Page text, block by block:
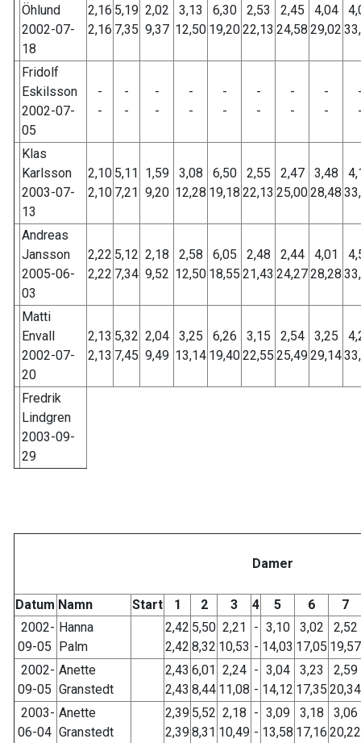
Öhlund
2002-07-
18
2,16
2,16
5,19
7,35
2,02
9,37
3,13
12,50
6,30
19,20
2,53
22,13
2,45
24,58
4,04
29,02
Fridolf
Eskilsson
2002-07-
05
-
-
-
-
-
-
-
-
-
-
-
-
-
-
-
-
Klas
Karlsson
2003-07-
13
2,10
2,10
5,11
7,21
1,59
9,20
3,08
12,28
6,50
19,18
2,55
22,13
2,47
25,00
3,48
28,48
Andreas
Jansson
2005-06-
03
2,22
2,22
5,12
7,34
2,18
9,52
2,58
12,50
6,05
18,55
2,48
21,43
2,44
24,27
4,01
28,28
Matti
Envall
2002-07-
20
2,13
2,13
5,32
7,45
2,04
9,49
3,25
13,14
6,26
19,40
3,15
22,55
2,54
25,49
3,25
29,14
Fredrik
Lindgren
2003-09-
29
Damer
Datum Namn Start 1 2 3 4 5 6
7
2002-
09-05
Hanna
Palm
2,42
2,42
5,50
8,32
2,21
10,53
-
-
3,10
14,03
3,02
17,05
2,52
19,57
2002-
09-05
Anette
Granstedt
2,43
2,43
6,01
8,44
2,24
11,08
-
-
3,04
14,12
3,23
17,35
2,59
20,34
2003-
06-04
Anette
Granstedt
2,39
2,39
5,52
8,31
2,18
10,49
-
-
3,09
13,58
3,18
17,16
3,06
20,22